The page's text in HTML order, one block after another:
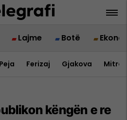
Lajme Botë
Peja Ferizaj Gjakova
këngën e re